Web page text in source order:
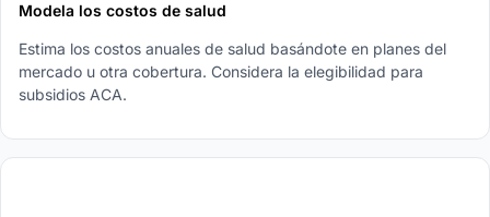
Modela los costos de salud
Estima los costos anuales de salud basándote en planes del
mercado u otra cobertura. Considera la elegibilidad para
subsidios ACA.